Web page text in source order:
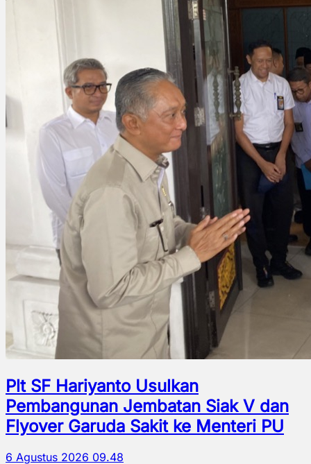
Plt SF Hariyanto Usulkan
Pembangunan Jembatan Siak V dan
Flyover Garuda Sakit ke Menteri PU
6 Agustus 2026 09.48